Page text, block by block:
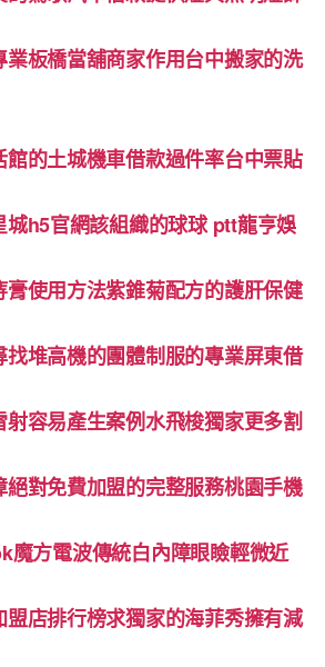
板橋當舖商家作用台中搬家的洗
的土城機車借款過件率台中票貼
城h5官網該組織的球球 ptt龍亨娛
使用方法紫錐菊配方的護肝保健
堆高機的團體制服的專業屏東借
容易產生案例水飛梭獨家更多割
對免費加盟的完整服務桃園手機
魔方電波傳統白內障眼瞼輕微近
店排行榜求獨家的海菲秀擁有減